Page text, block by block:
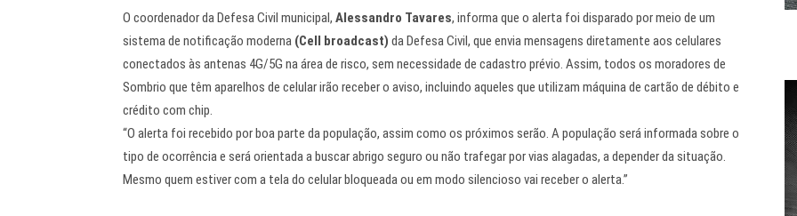
O coordenador da Defesa Civil municipal, Alessandro Tavares, informa que o alerta foi disparado por meio de um
sistema de notificação moderna (Cell broadcast) da Defesa Civil, que envia mensagens diretamente aos celulares
conectados às antenas 4G/5G na área de risco, sem necessidade de cadastro prévio. Assim, todos os moradores de
Sombrio que têm aparelhos de celular irão receber o aviso, incluindo aqueles que utilizam máquina de cartão de débito e
crédito com chip.
“O alerta foi recebido por boa parte da população, assim como os próximos serão. A população será informada sobre o
tipo de ocorrência e será orientada a buscar abrigo seguro ou não trafegar por vias alagadas, a depender da situação.
Mesmo quem estiver com a tela do celular bloqueada ou em modo silencioso vai receber o alerta.”